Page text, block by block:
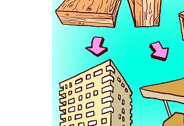
大学・短大以外の資料から請求
専門学校の資料請求
留学・進学関連、塾・予備校
大
内